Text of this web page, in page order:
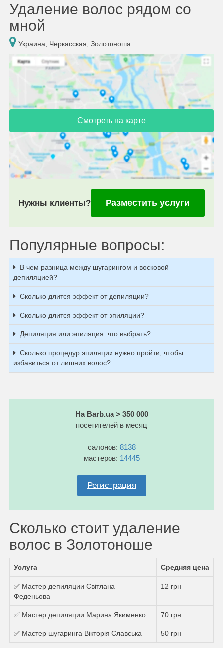
Удаление волос рядом со
мной
Украина, Черкасская, Золотоноша
Смотреть на карте
Нужны клиенты? Разместить услуги
Популярные вопросы:
В чем разница между шугарингом и восковой
депиляцией?
Сколько длится эффект от депиляции?
Сколько длится эффект от эпиляции?
Депиляция или эпиляция: что выбрать?
Сколько процедур эпиляции нужно пройти, чтобы
избавиться от лишних волос?
На Barb.ua > 350 000
посетителей в месяц
салонов: 8138
мастеров: 14445
Регистрация
Сколько стоит удаление
волос в Золотоноше
Услуга Средняя цена
✅ Мастер депиляции Світлана
Феденьова
12 грн
✅ Мастер депиляции Марина Якименко 70 грн
✅ Мастер шугаринга Вікторія Славська 50 грн